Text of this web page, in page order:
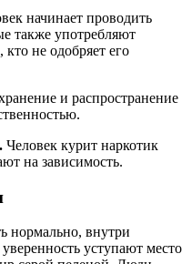
начинает проводить
также употребляют
кто не одобряет его
и распространение
Человек курит наркотик
на зависимость.
нормально, внутри
уступают место